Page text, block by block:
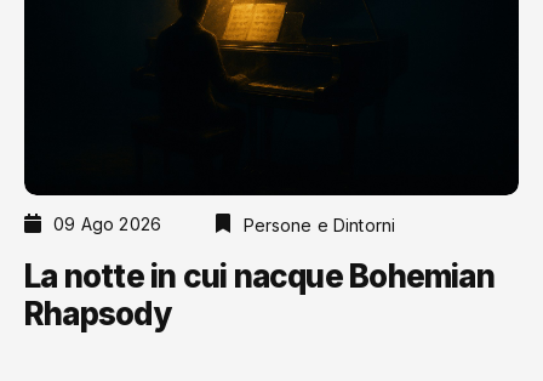
09 Ago 2026 Persone e Dintorni
La notte in cui nacque Bohemian
Rhapsody